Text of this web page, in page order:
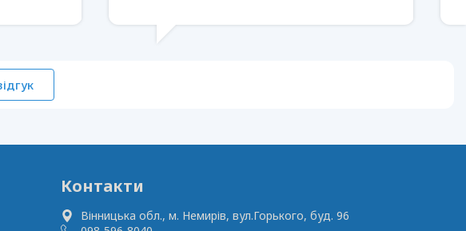
Контакти
Вінницька обл., м. Немирів, вул.Горького, буд. 96